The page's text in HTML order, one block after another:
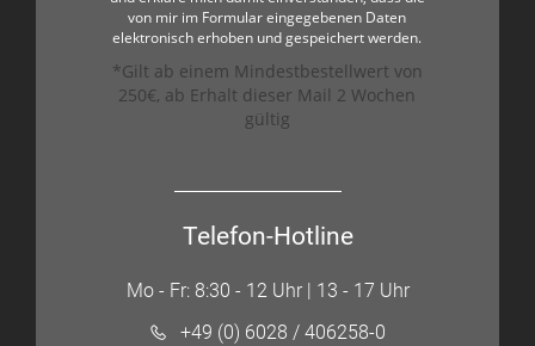
von mir im Formular eingegebenen Daten
elektronisch erhoben und gespeichert werden.
*Gilt ab einem Mindestbestellwert von
250€, ab Erhalt dieser Mail 2 Wochen
gültig
Telefon-Hotline
Mo - Fr: 8:30 - 12 Uhr | 13 - 17 Uhr
+49 (0) 6028 / 406258-0